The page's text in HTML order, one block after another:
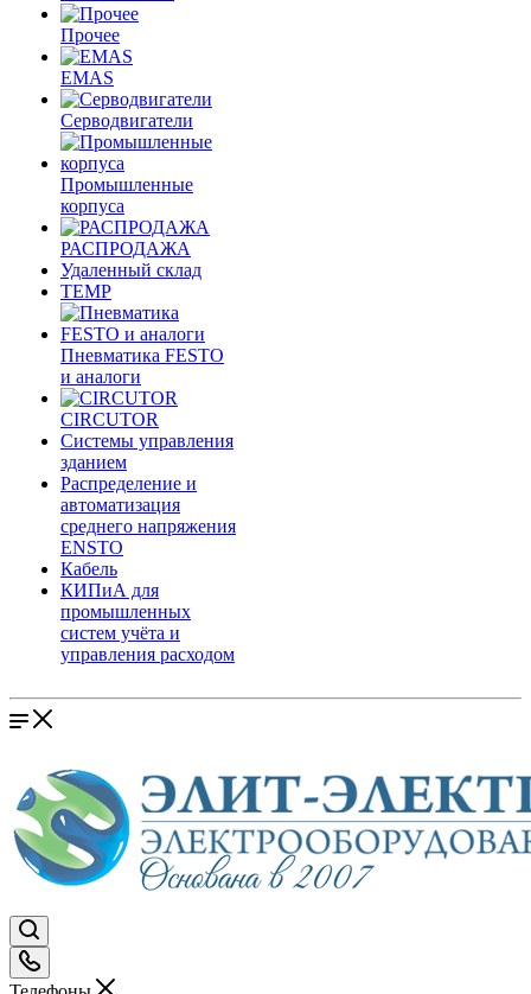
Прочее
EMAS
Cерводвигатели
Промышленные
корпуса
РАСПРОДАЖА
Удаленный склад
TEMP
Пневматика FESTO
и аналоги
CIRCUTOR
Системы управления
зданием
Распределение и
автоматизация
среднего напряжения
ENSTO
Кабель
КИПиА для
промышленных
систем учёта и
управления расходом